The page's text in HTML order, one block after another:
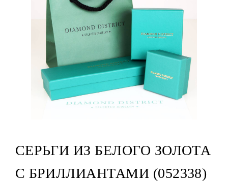
СЕРЬГИ ИЗ БЕЛОГО ЗОЛОТА
С БРИЛЛИАНТАМИ (052338)